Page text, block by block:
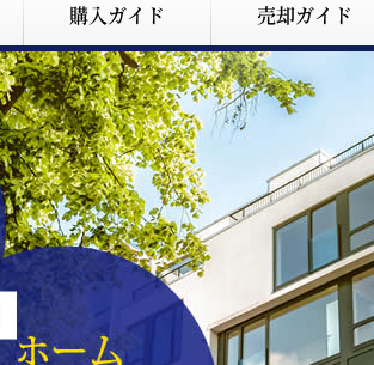
購入ガイド 売却ガイド